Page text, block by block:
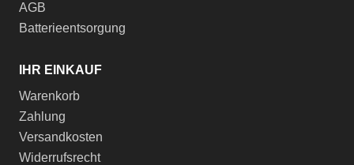
AGB
Batterieentsorgung
IHR EINKAUF
Warenkorb
Zahlung
Versandkosten
Widerrufsrecht